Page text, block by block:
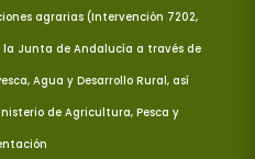
agrarias (Intervención 7202,
Junta de Andalucía a través de
Agua y Desarrollo Rural, así
de Agricultura, Pesca y